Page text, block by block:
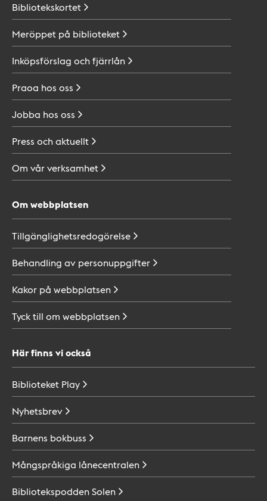
Bibliotekskortet
Meröppet på biblioteket
Inköpsförslag ochfjärrlån
Praoa hos oss
Jobba hos oss
Press ochaktuellt
Om vårverksamhet
Om webbplatsen
Tillgänglighetsredogörelse
Behandling av personuppgifter
Kakor på webbplatsen
Tyck till om webbplatsen
Här finns vi också
Biblioteket Play
Nyhetsbrev
Barnens bokbuss
Mångspråkiga lånecentralen
BibliotekspoddenSolen